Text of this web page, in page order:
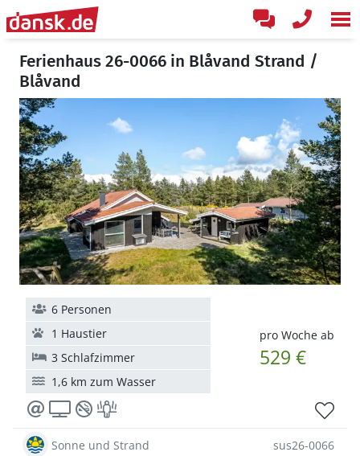
Ferienhaus 26-0066 in Blåvand Strand /
Blåvand
pro Woche ab
529 €
6 Personen
1 Haustier
3 Schlafzimmer
1,6 km zum Wasser
Sonne und Strand sus26-0066